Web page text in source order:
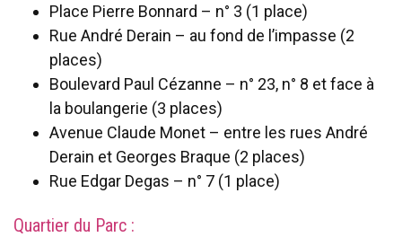
Place Pierre Bonnard – n° 3 (1 place)
Rue André Derain – au fond de l’impasse (2
places)
Boulevard Paul Cézanne – n° 23, n° 8 et face à
la boulangerie (3 places)
Avenue Claude Monet – entre les rues André
Derain et Georges Braque (2 places)
Rue Edgar Degas – n° 7 (1 place)
Quartier du Parc :